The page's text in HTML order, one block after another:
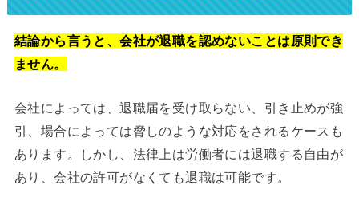
結論から言うと、会社が退職を認めないことは原則でき
ません。
会社によっては、退職届を受け取らない、引き止めが強
引、場合によっては脅しのような対応をされるケースも
あります。しかし、法律上は労働者には退職する自由が
あり、会社の許可がなくても退職は可能です。